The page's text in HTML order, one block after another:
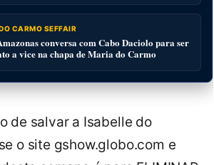
CARMO SEFFAIR
conversa com Cabo Daciolo para ser
a vice na chapa de Maria do Carmo
de salvar a Isabelle do
o site gshow.globo.com e